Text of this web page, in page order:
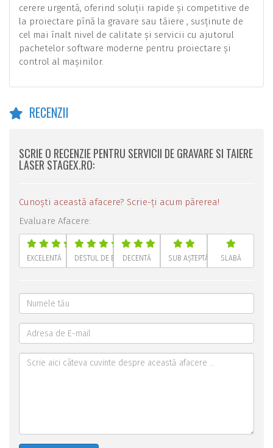
cerere urgentă, oferind soluții rapide și competitive de
la proiectare pînă la gravare sau tăiere , susținute de
cel mai înalt nivel de calitate și servicii cu ajutorul
pachetelor software moderne pentru proiectare și
control al mașinilor.
RECENZII
SCRIE O RECENZIE PENTRU SERVICII DE GRAVARE SI TAIERE
LASER STAGEX.RO:
Cunoști această afacere? Scrie-ți acum părerea!
Evaluare Afacere:
EXCELENTĂ DESTUL DE BUNĂDECENTĂ SUB AȘTEPTĂRI SLABĂ